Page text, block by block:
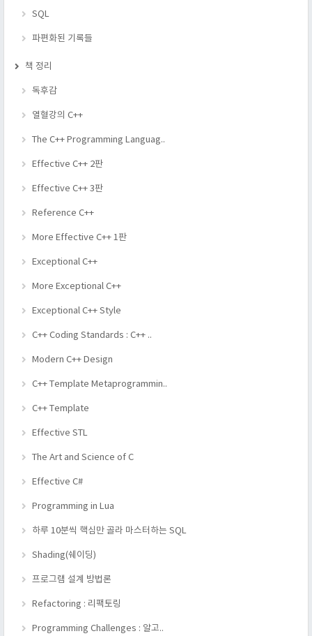
SQL
파편화된 기록들
책 정리
독후감
열혈강의 C++
The C++ Programming Languag..
Effective C++ 2판
Effective C++ 3판
Reference C++
More Effective C++ 1판
Exceptional C++
More Exceptional C++
Exceptional C++ Style
C++ Coding Standards : C++ ..
Modern C++ Design
C++ Template Metaprogrammin..
C++ Template
Effective STL
The Art and Science of C
Effective C#
Programming in Lua
하루 10분씩 핵심만 골라 마스터하는 SQL
Shading(쉐이딩)
프로그램 설계 방법론
Refactoring : 리팩토링
Programming Challenges : 알고..